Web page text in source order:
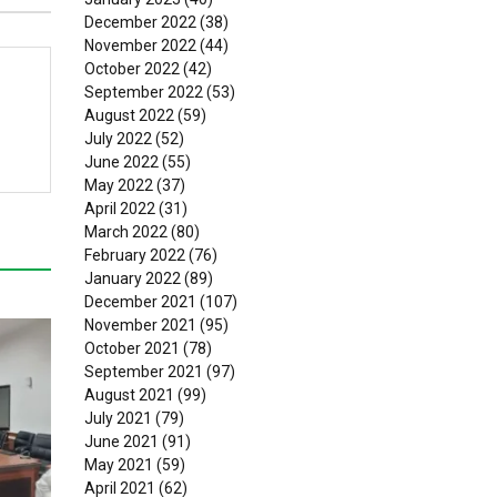
December 2022 (38)
November 2022 (44)
October 2022 (42)
September 2022 (53)
August 2022 (59)
July 2022 (52)
June 2022 (55)
May 2022 (37)
April 2022 (31)
March 2022 (80)
February 2022 (76)
January 2022 (89)
December 2021 (107)
November 2021 (95)
October 2021 (78)
September 2021 (97)
August 2021 (99)
July 2021 (79)
June 2021 (91)
May 2021 (59)
April 2021 (62)